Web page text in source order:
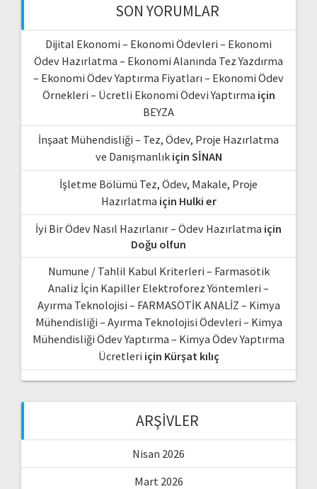
SON YORUMLAR
Dijital Ekonomi – Ekonomi Ödevleri – Ekonomi
Ödev Hazırlatma – Ekonomi Alanında Tez Yazdırma
– Ekonomi Ödev Yaptırma Fiyatları – Ekonomi Ödev
Örnekleri – Ücretli Ekonomi Ödevi Yaptırma için
BEYZA
İnşaat Mühendisliği – Tez, Ödev, Proje Hazırlatma
ve Danışmanlıkiçin SİNAN
İşletme Bölümü Tez, Ödev, Makale, Proje
Hazırlatma için Hulki er
İyi Bir Ödev Nasıl Hazırlanır – Ödev Hazırlatma için
Doğu olfun
Numune / Tahlil Kabul Kriterleri – Farmasötik
Analiz İçin Kapiller Elektroforez Yöntemleri –
Ayırma Teknolojisi – FARMASÖTİK ANALİZ – Kimya
Mühendisliği – Ayırma Teknolojisi Ödevleri – Kimya
Mühendisliği Ödev Yaptırma – Kimya Ödev Yaptırma
Ücretleri için Kürşat kılıç
ARŞIVLER
Nisan 2026
Mart 2026